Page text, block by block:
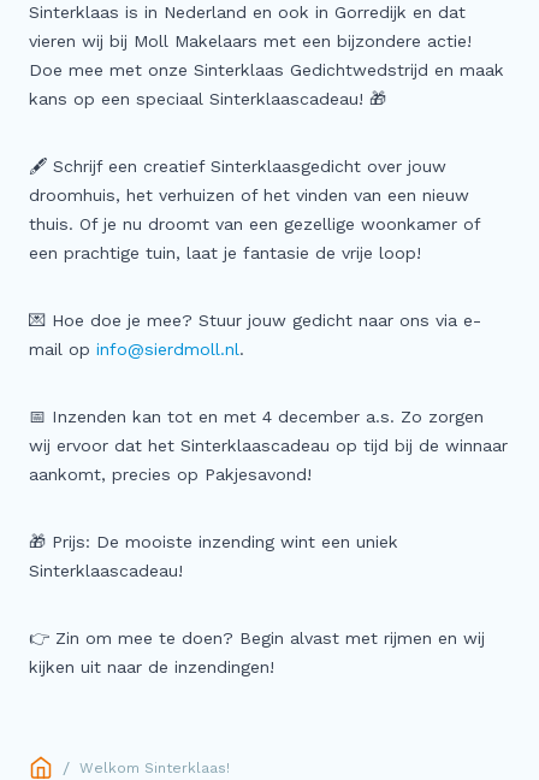
Buitenstate Makelaar
Woningwaarde (indicatie) in één minuut…
Koop zonder risico
Waardevast Garantie
Dubbele maandlasten
Blog & Vlog
Veelgestelde vragen
Sinterklaas is in Nederland en ook in Gorredijk en dat
vieren wij bij Moll Makelaars met een bijzondere actie!
Doe mee met onze Sinterklaas Gedichtwedstrijd en maak
kans op een speciaal Sinterklaascadeau! 🎁
🖋️ Schrijf een creatief Sinterklaasgedicht over jouw
droomhuis, het verhuizen of het vinden van een nieuw
thuis. Of je nu droomt van een gezellige woonkamer of
een prachtige tuin, laat je fantasie de vrije loop!
💌 Hoe doe je mee? Stuur jouw gedicht naar ons via e-
mail op info@sierdmoll.nl.
📅 Inzenden kan tot en met 4 december a.s. Zo zorgen
wij ervoor dat het Sinterklaascadeau op tijd bij de winnaar
aankomt, precies op Pakjesavond!
🎁 Prijs: De mooiste inzending wint een uniek
Sinterklaascadeau!
👉 Zin om mee te doen? Begin alvast met rijmen en wij
kijken uit naar de inzendingen!
/ Welkom Sinterklaas!